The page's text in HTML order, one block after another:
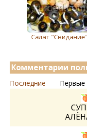
Салат "Свидание"
Комментарии
Последние Первые